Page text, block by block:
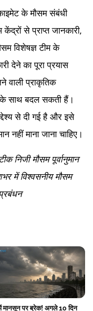
के मौसम संबंधी
से प्राप्त जानकारी,
विशेषज्ञ टीम के
देने का पूरा प्रयास
वाली प्राकृतिक
के साथ बदल सकती हैं।
से दी गई है और इसे
नहीं माना जाना चाहिए।
निजी मौसम पूर्वानुमान
में विश्वसनीय मौसम
मानसून पर ब्रेक! अगले 10 दिन